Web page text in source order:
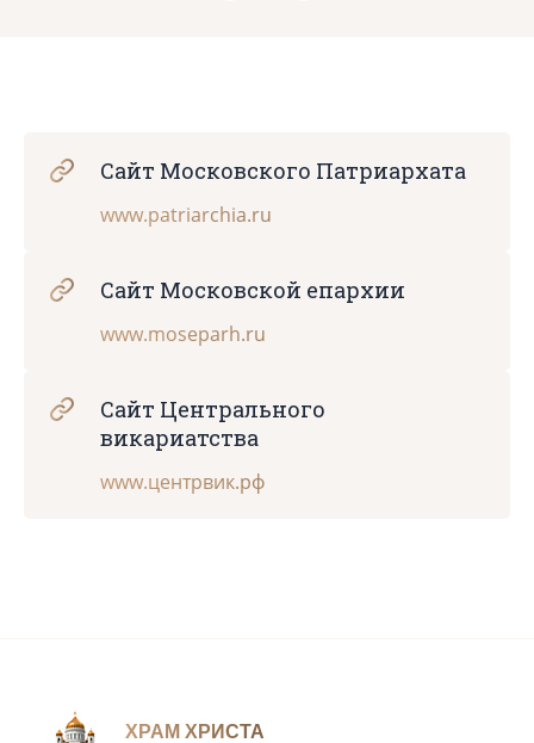
Сайт Московского Патриархата
www.patriarchia.ru
Сайт Московской епархии
www.moseparh.ru
Сайт Центрального
викариатства
www.центрвик.рф
ХРАМ ХРИСТА